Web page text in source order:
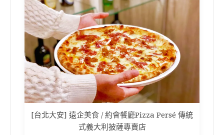
[台北大安] 遠企美食 / 約會餐廳Pizza Persé 傳統
式義大利披薩專賣店